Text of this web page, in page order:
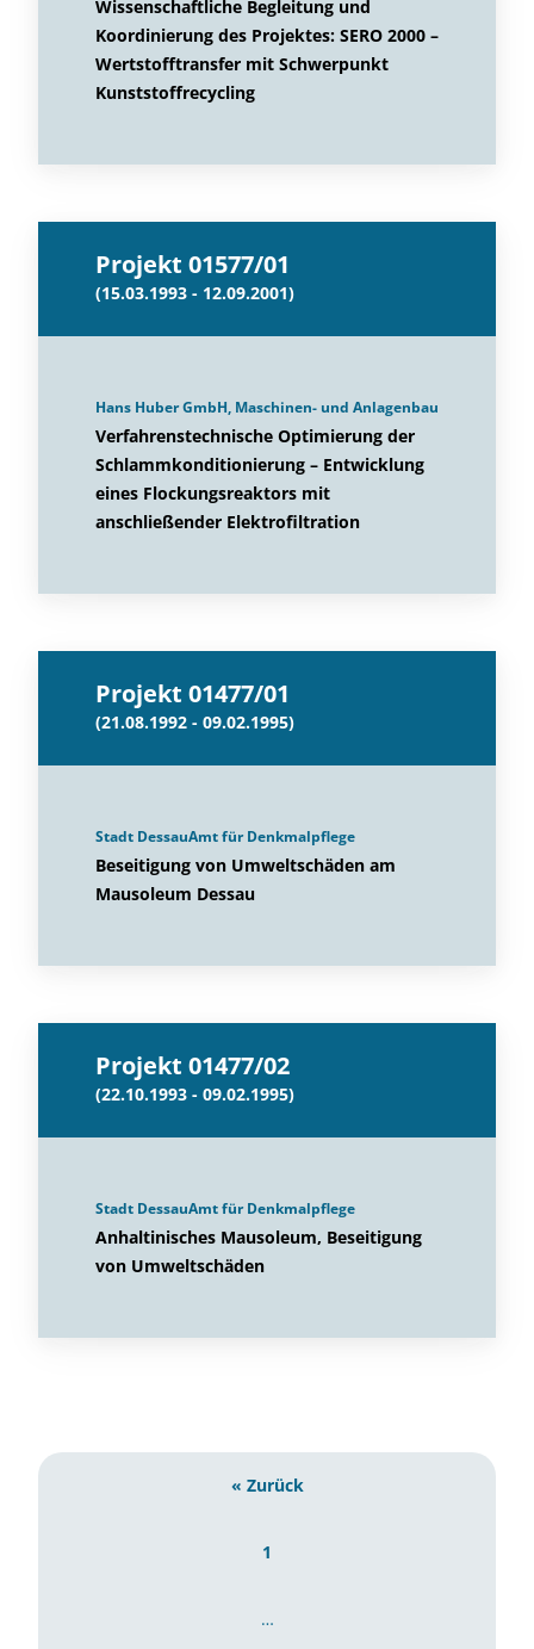
Wissenschaftliche Begleitung und
Koordinierung des Projektes: SERO 2000 –
Wertstofftransfer mit Schwerpunkt
Kunststoffrecycling
Projekt 01577/01
(15.03.1993 - 12.09.2001)
Hans Huber GmbH, Maschinen- und Anlagenbau
Verfahrenstechnische Optimierung der
Schlammkonditionierung – Entwicklung
eines Flockungsreaktors mit
anschließender Elektrofiltration
Projekt 01477/01
(21.08.1992 - 09.02.1995)
Stadt DessauAmt für Denkmalpflege
Beseitigung von Umweltschäden am
Mausoleum Dessau
Projekt 01477/02
(22.10.1993 - 09.02.1995)
Stadt DessauAmt für Denkmalpflege
Anhaltinisches Mausoleum, Beseitigung
von Umweltschäden
« Zurück
1
…